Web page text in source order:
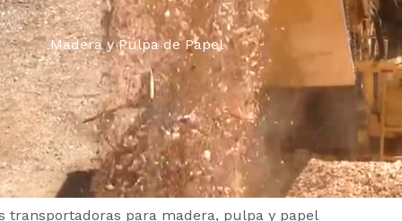
Madera y Pulpa de Papel
transportadoras para madera, pulpa y papel